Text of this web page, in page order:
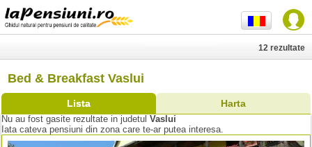
Bed & Breakfast Vaslui
Lista Harta
12 rezultate
Nu au fost gasite rezultate in judetul Vaslui
Iata cateva pensiuni din zona care te-ar putea interesa.